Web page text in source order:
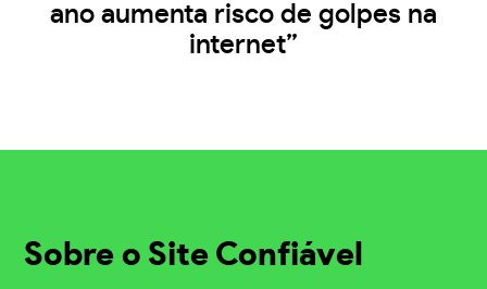
ano aumenta risco de golpes na
internet”
Sobre o Site Confiável